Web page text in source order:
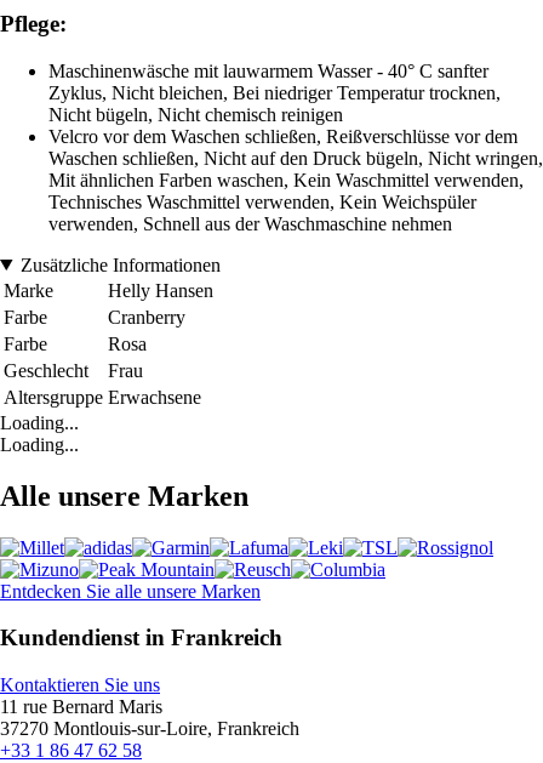
Pflege:
Maschinenwäsche mit lauwarmem Wasser - 40° C sanfter
Zyklus, Nicht bleichen, Bei niedriger Temperatur trocknen,
Nicht bügeln, Nicht chemisch reinigen
Velcro vor dem Waschen schließen, Reißverschlüsse vor dem
Waschen schließen, Nicht auf den Druck bügeln, Nicht wringen,
Mit ähnlichen Farben waschen, Kein Waschmittel verwenden,
Technisches Waschmittel verwenden, Kein Weichspüler
verwenden, Schnell aus der Waschmaschine nehmen
Zusätzliche Informationen
Marke
Helly Hansen
Farbe
Cranberry
Farbe
Rosa
Geschlecht
Frau
Altersgruppe Erwachsene
Loading...
Loading...
Alle unsere Marken
Entdecken Sie alle unsere Marken
Kundendienst in Frankreich
Kontaktieren Sie uns
11 rue Bernard Maris
37270 Montlouis-sur-Loire, Frankreich
+33 1 86 47 62 58